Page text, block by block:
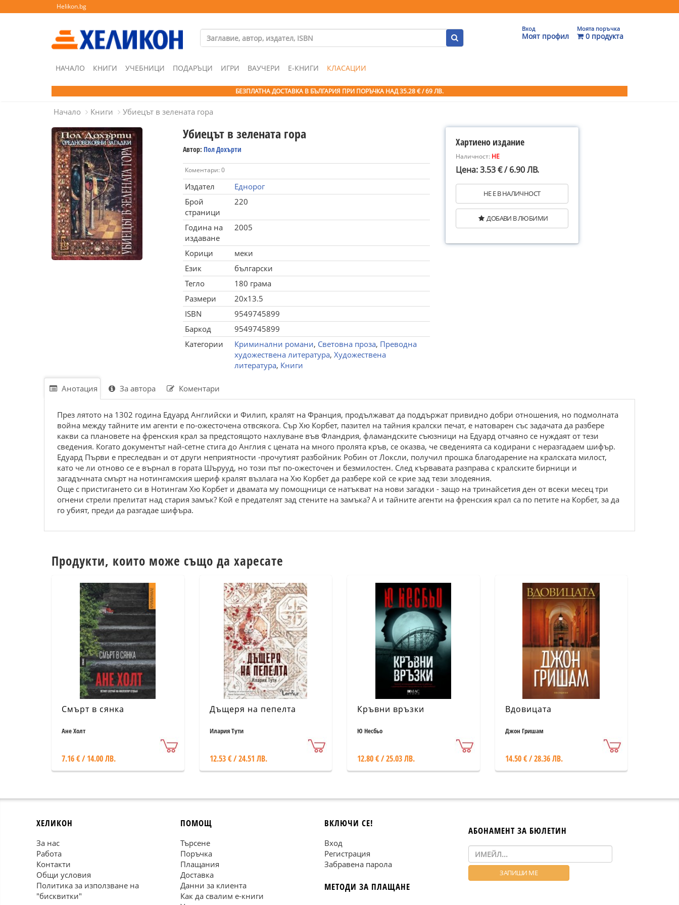
Helikon.bg
Вход
Моят профил
Моята поръчка
0 продукта
НАЧАЛО КНИГИ УЧЕБНИЦИ ПОДАРЪЦИ ИГРИ ВАУЧЕРИ Е-КНИГИ КЛАСАЦИИ
БЕЗПЛАТНА ДОСТАВКА В БЪЛГАРИЯ ПРИ ПОРЪЧКА НАД 35.28 € / 69 ЛВ.
Начало Книги Убиецът в зелената гора
Убиецът в зелената гора
Автор: Пол Дохърти
Коментари: 0
Издател
Еднорог
Брой
страници
220
Година на
издаване
2005
Корици
меки
Език
български
Тегло
180 грама
Размери
20x13.5
ISBN
9549745899
Баркод
9549745899
Категории
Криминални романи, Световна проза, Преводна
художествена литература, Художествена
литература, Книги
Хартиено издание
Наличност: НЕ
Цена: 3.53 € / 6.90 ЛВ.
НЕ Е В НАЛИЧНОСТ
ДОБАВИ В ЛЮБИМИ
Анотация За автора Коментари
През лятото на 1302 година Едуард Английски и Филип, кралят на Франция, продължават да поддържат привидно добри отношения, но подмолната
война между тайните им агенти е по-ожесточена отвсякога. Сър Хю Корбет, пазител на тайния кралски печат, е натоварен със задачата да разбере
какви са плановете на френския крал за предстоящото нахлуване във Фландрия, фламандските съюзници на Едуард отчаяно се нуждаят от тези
сведения. Когато документът най-сетне стига до Англия с цената на много пролята кръв, се оказва, че сведенията са кодирани с неразгадаем шифър.
Едуард Първи е преследван и от други неприятности -прочутият разбойник Робин от Локсли, получил прошка благодарение на кралската милост,
като че ли отново се е върнал в гората Шърууд, но този път по-ожесточен и безмилостен. След кървавата разправа с кралските бирници и
загадъчната смърт на нотингамския шериф кралят възлага на Хю Корбет да разбере кой се крие зад тези злодеяния.
Още с пристигането си в Нотингам Хю Корбет и двамата му помощници се натъкват на нови загадки - защо на тринайсетия ден от всеки месец три
огнени стрели прелитат над стария замък? Кой е предателят зад стените на замъка? А и тайните агенти на френския крал са по петите на Корбет, за да
го убият, преди да разгадае шифъра.
Продукти, които може също да харесате
Смърт в сянка
Ане Холт
7.16 € / 14.00 ЛВ.
Дъщеря на пепелта
Илария Тути
12.53 € / 24.51 ЛВ.
Кръвни връзки
Ю Несбьо
12.80 € / 25.03 ЛВ.
Вдовицата
Джон Гришам
14.50 € / 28.36 ЛВ.
ХЕЛИКОН
За нас
Работа
Контакти
Общи условия
Политика за използване на
"бисквитки"
ПОМОЩ
Търсене
Поръчка
Плащания
Доставка
Данни за клиента
Как да свалим е-книги
ВКЛЮЧИ СЕ!
Вход
Регистрация
Забравена парола
МЕТОДИ ЗА ПЛАЩАНЕ
АБОНАМЕНТ ЗА БЮЛЕТИН